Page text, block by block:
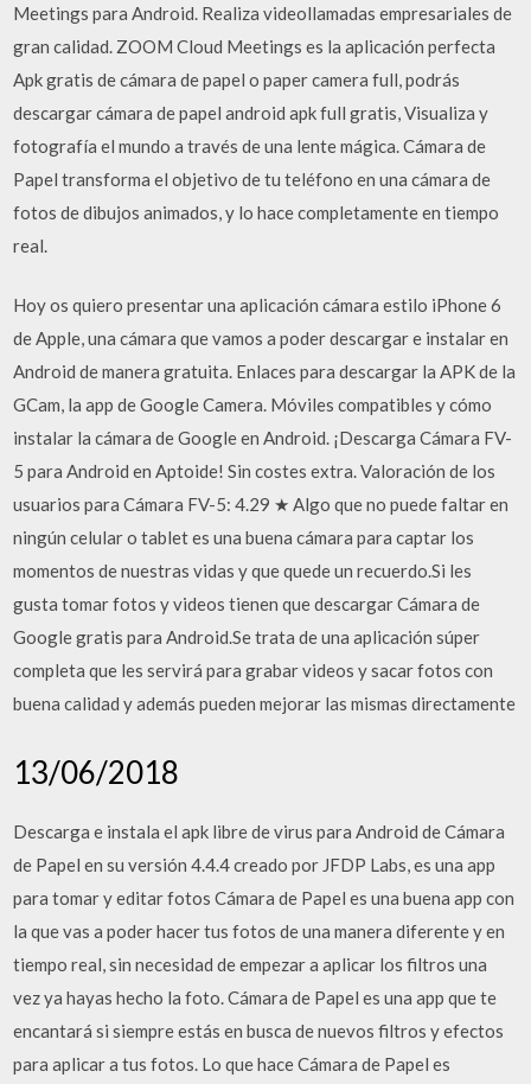
Meetings para Android. Realiza videollamadas empresariales de
gran calidad. ZOOM Cloud Meetings es la aplicación perfecta
Apk gratis de cámara de papel o paper camera full, podrás
descargar cámara de papel android apk full gratis, Visualiza y
fotografía el mundo a través de una lente mágica. Cámara de
Papel transforma el objetivo de tu teléfono en una cámara de
fotos de dibujos animados, y lo hace completamente en tiempo
real.
Hoy os quiero presentar una aplicación cámara estilo iPhone 6
de Apple, una cámara que vamos a poder descargar e instalar en
Android de manera gratuita. Enlaces para descargar la APK de la
GCam, la app de Google Camera. Móviles compatibles y cómo
instalar la cámara de Google en Android. ¡Descarga Cámara FV-
5 para Android en Aptoide! Sin costes extra. Valoración de los
usuarios para Cámara FV-5: 4.29 ★ Algo que no puede faltar en
ningún celular o tablet es una buena cámara para captar los
momentos de nuestras vidas y que quede un recuerdo.Si les
gusta tomar fotos y videos tienen que descargar Cámara de
Google gratis para Android.Se trata de una aplicación súper
completa que les servirá para grabar videos y sacar fotos con
buena calidad y además pueden mejorar las mismas directamente
13/06/2018
Descarga e instala el apk libre de virus para Android de Cámara
de Papel en su versión 4.4.4 creado por JFDP Labs, es una app
para tomar y editar fotos Cámara de Papel es una buena app con
la que vas a poder hacer tus fotos de una manera diferente y en
tiempo real, sin necesidad de empezar a aplicar los filtros una
vez ya hayas hecho la foto. Cámara de Papel es una app que te
encantará si siempre estás en busca de nuevos filtros y efectos
para aplicar a tus fotos. Lo que hace Cámara de Papel es